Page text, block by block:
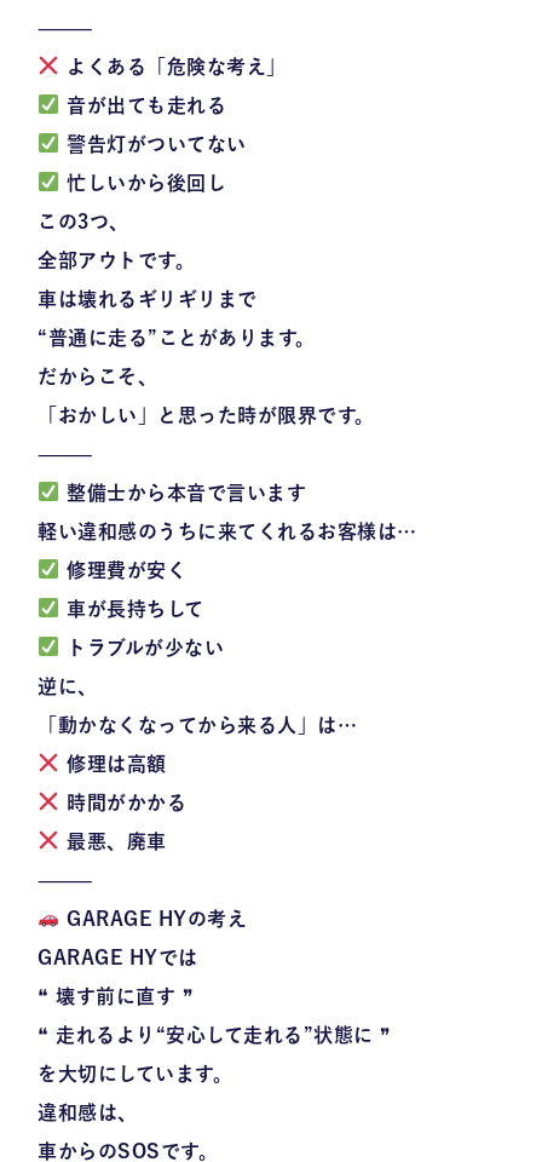
⸻
よくある「危険な考え」
音が出ても走れる
警告灯がついてない
忙しいから後回し
この3つ、
全部アウトです。
車は壊れるギリギリまで
“普通に走る”ことがあります。
だからこそ、
「おかしい」と思った時が限界です。
⸻
整備士から本音で言います
軽い違和感のうちに来てくれるお客様は…
修理費が安く
車が長持ちして
トラブルが少ない
逆に、
「動かなくなってから来る人」は…
修理は高額
時間がかかる
最悪、廃車
⸻
GARAGE HYの考え
GARAGE HYでは
❝ 壊す前に直す ❞
❝ 走れるより“安心して走れる”状態に ❞
を大切にしています。
違和感は、
車からのSOSです。